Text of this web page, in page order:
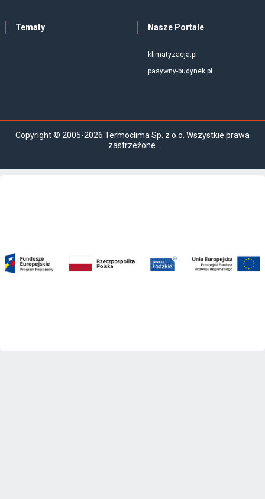
Tematy Nasze Portale
klimatyzacja.pl
pasywny-budynek.pl
Copyright © 2005-2026 Termoclima Sp. z o.o. Wszystkie prawa
zastrzeżone.